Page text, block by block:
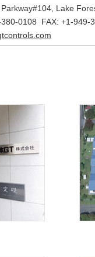
Lake
0108 FAX: +1-949-
com